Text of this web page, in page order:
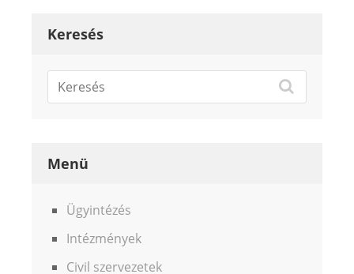
Keresés
Menü
Ügyintézés
Intézmények
Civil szervezetek